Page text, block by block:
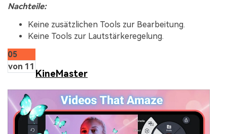
Nachteile:
Keine zusätzlichen Tools zur Bearbeitung.
Keine Tools zur Lautstärkeregelung.
05
von 11
KineMaster